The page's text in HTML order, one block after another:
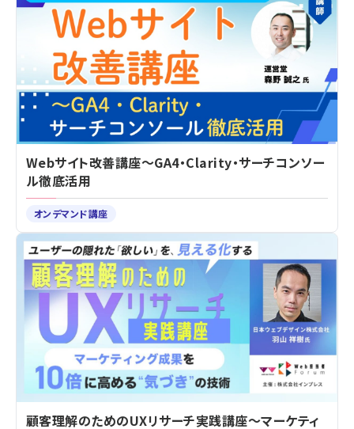
Webサイト改善講座～GA4・Clarity・サーチコンソー
ル徹底活用
オンデマンド講座
顧客理解のためのUXリサーチ実践講座～マーケティ